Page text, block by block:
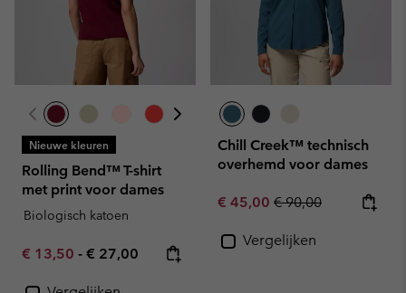
Nieuwe kleuren
Rolling Bend™ T-shirt
met print voor dames
Biologisch katoen
Minimum sale price:
€ 13,50 - Maximum price:
€ 27,00
Chill Creek™ technisch
overhemd voor dames
Sale price:
€ 45,00 Regular price:
€ 90,00
Vergelijken